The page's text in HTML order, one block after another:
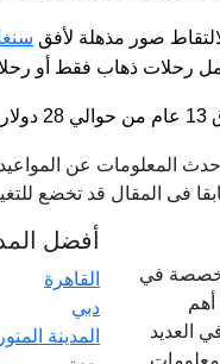
صور مذهلة لأفق
رحلات ذهاب فقط أو
المعلومات عن
فى المقال قد تخضع
في
العديد
أفضل
القاهرة
دبي
المدينة